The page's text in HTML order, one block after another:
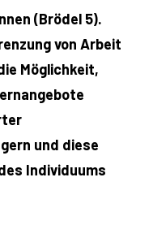
(Brödel 5).
von Arbeit
Möglichkeit,
und diese
Individuums